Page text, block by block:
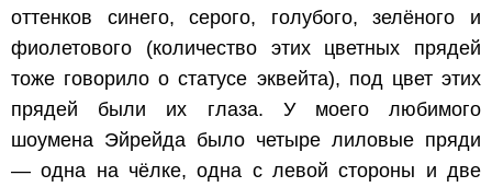
оттенков синего, серого, голубого, зелёного и
фиолетового (количество этих цветных прядей
тоже говорило о статусе эквейта), под цвет этих
прядей были их глаза. У моего любимого
шоумена Эйрейда было четыре лиловые пряди
— одна на чёлке, одна с левой стороны и две